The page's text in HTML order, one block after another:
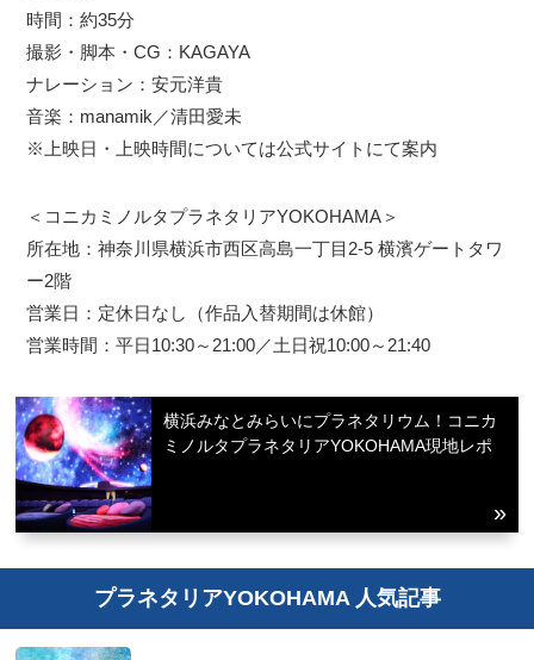
時間：約35分
撮影・脚本・CG：KAGAYA
ナレーション：安元洋貴
音楽：manamik／清田愛未
※上映日・上映時間については公式サイトにて案内
＜コニカミノルタプラネタリアYOKOHAMA＞
所在地：神奈川県横浜市西区高島一丁目2-5 横濱ゲートタワ
ー2階
営業日：定休日なし（作品入替期間は休館）
営業時間：平日10:30～21:00／土日祝10:00～21:40
横浜みなとみらいにプラネタリウム！コニカ
ミノルタプラネタリアYOKOHAMA現地レポ
プラネタリアYOKOHAMA 人気記事